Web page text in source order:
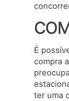
É
compra
ter uma